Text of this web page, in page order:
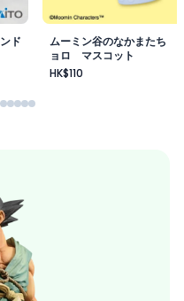
ド
ムーミン谷のなかまたち
ョロ マスコット
HK$110